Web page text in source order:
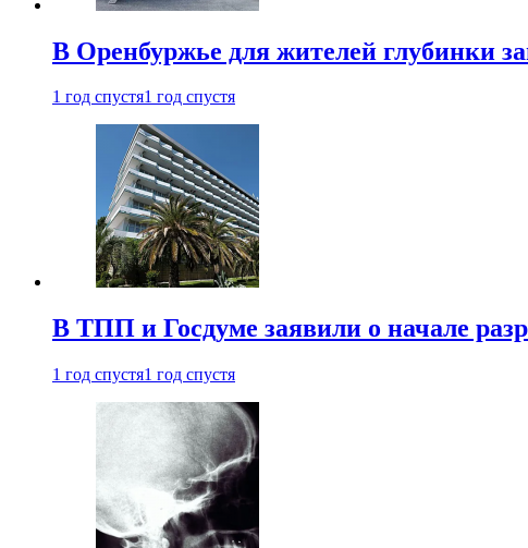
В Оренбуржье для жителей глубинки
1 год спустя1 год спустя
В ТПП и Госдуме заявили о начале
1 год спустя1 год спустя